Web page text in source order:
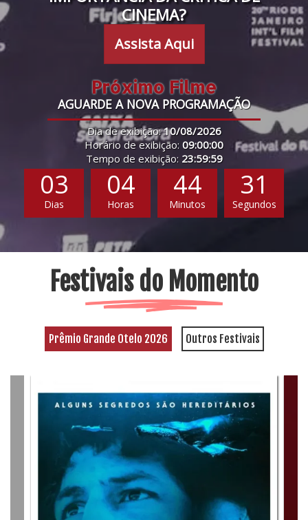
CINEMA?
Assista Aqui
Próximo Filme
AGUARDE A NOVA PROGRAMAÇÃO
Dia de exibição:10/08/2026
Horário de exibição: 09:00:00
Tempo de exibição: 23:59:59
03
Dias
04
Horas
44
Minutos
30
Segundos
Festivais do Momento
Prêmio Grande Otelo 2026 Outros Festivais